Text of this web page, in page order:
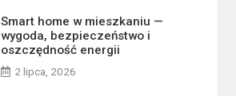
Smart home w mieszkaniu —
wygoda, bezpieczeństwo i
oszczędność energii
2 lipca, 2026